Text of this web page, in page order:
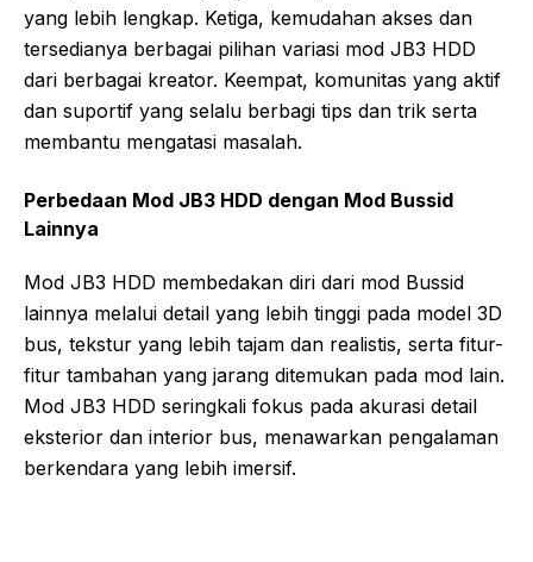
yang lebih lengkap. Ketiga, kemudahan akses dan
tersedianya berbagai pilihan variasi mod JB3 HDD
dari berbagai kreator. Keempat, komunitas yang aktif
dan suportif yang selalu berbagi tips dan trik serta
membantu mengatasi masalah.
Perbedaan Mod JB3 HDD dengan Mod Bussid
Lainnya
Mod JB3 HDD membedakan diri dari mod Bussid
lainnya melalui detail yang lebih tinggi pada model 3D
bus, tekstur yang lebih tajam dan realistis, serta fitur-
fitur tambahan yang jarang ditemukan pada mod lain.
Mod JB3 HDD seringkali fokus pada akurasi detail
eksterior dan interior bus, menawarkan pengalaman
berkendara yang lebih imersif.